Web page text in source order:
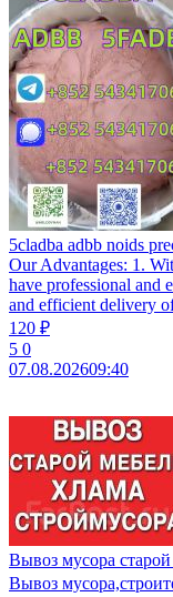
5cladba adbb noids
Our Advantages: 1.
have professional and
and efficient delivery
120 ₽
5 0
07.08.202609:40
Вывоз мусора
Вывоз